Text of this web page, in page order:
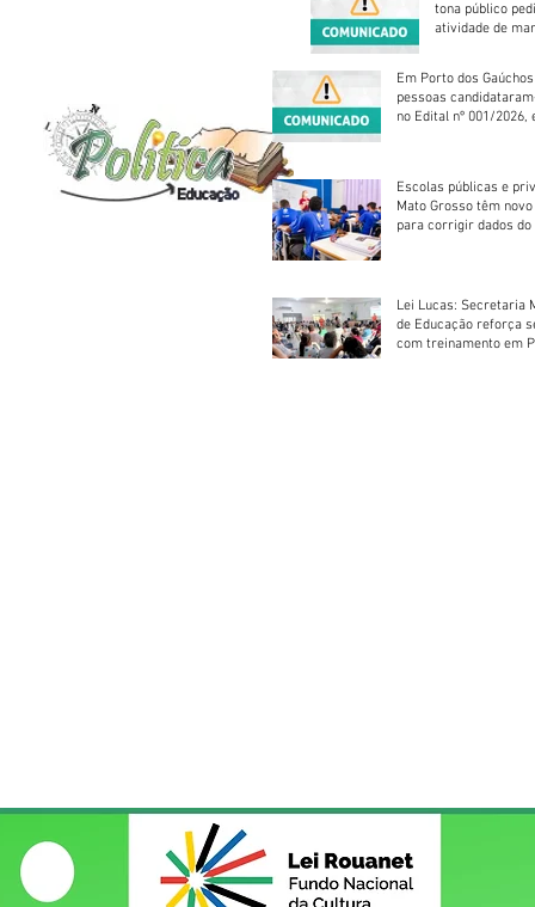
tona público
atividade de
Em Porto dos
pessoas
no Edital nº 001/2026,
Escolas públicas e
Mato Grosso têm
para corrigir dados do
Lei Lucas: Secretaria
de Educação reforça
com treinamento em